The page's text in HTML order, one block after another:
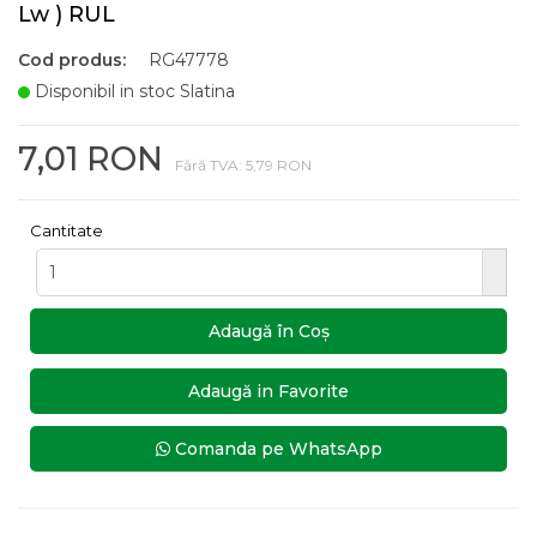
Lw ) RUL
Cod produs:
RG47778
Disponibil in stoc Slatina
7,01 RON Fără TVA: 5,79 RON
Cantitate
Adaugă în Coş
Adaugă in Favorite
Comanda pe WhatsApp